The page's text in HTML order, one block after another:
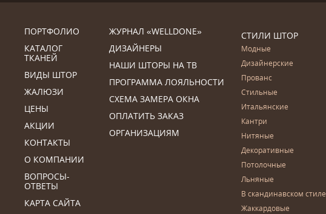
ПОРТФОЛИО
КАТАЛОГ
ТКАНЕЙ
ВИДЫ ШТОР
ЖАЛЮЗИ
ЦЕНЫ
АКЦИИ
КОНТАКТЫ
О КОМПАНИИ
ВОПРОСЫ-
ОТВЕТЫ
КАРТА САЙТА
ЖУРНАЛ «WELLDONE»
ДИЗАЙНЕРЫ
НАШИ ШТОРЫ НА ТВ
ПРОГРАММА ЛОЯЛЬНОСТИ
СХЕМА ЗАМЕРА ОКНА
ОПЛАТИТЬ ЗАКАЗ
ОРГАНИЗАЦИЯМ
СТИЛИ ШТОР
Модные
Дизайнерские
Прованс
Стильные
Итальянские
Кантри
Нитяные
Декоративные
Потолочные
Льняные
В скандинавском стиле
Жаккардовые